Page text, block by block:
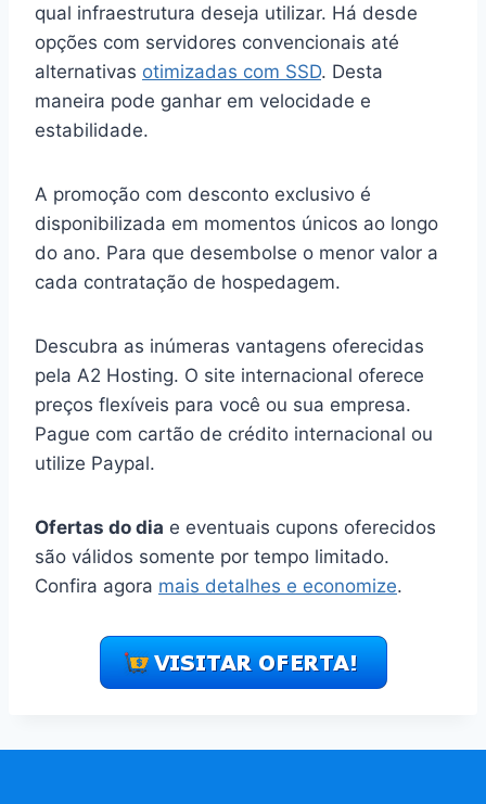
qual infraestrutura deseja utilizar. Há desde
opções com servidores convencionais até
alternativas otimizadas com SSD. Desta
maneira pode ganhar em velocidade e
estabilidade.
A promoção com desconto exclusivo é
disponibilizada em momentos únicos ao longo
do ano. Para que desembolse o menor valor a
cada contratação de hospedagem.
Descubra as inúmeras vantagens oferecidas
pela A2 Hosting. O site internacional oferece
preços flexíveis para você ou sua empresa.
Pague com cartão de crédito internacional ou
utilize Paypal.
Ofertas do dia e eventuais cupons oferecidos
são válidos somente por tempo limitado.
Confira agora mais detalhes e economize.